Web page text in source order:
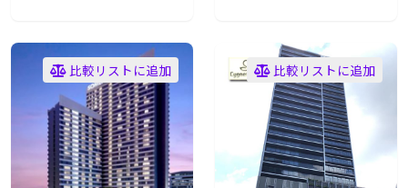
比較リストに追加 比較リストに追加